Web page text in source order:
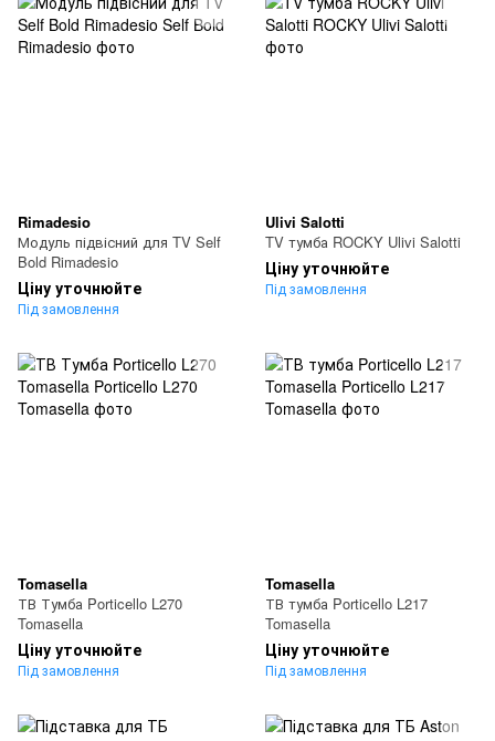
Rimadesio
Модуль підвісний для TV Self
Bold Rimadesio
Ціну уточнюйте
Під замовлення
Ulivi Salotti
TV тумба ROCKY Ulivi Salotti
Ціну уточнюйте
Під замовлення
Tomasella
ТВ Тумба Porticello L270
Tomasella
Ціну уточнюйте
Під замовлення
Tomasella
ТВ тумба Porticello L217
Tomasella
Ціну уточнюйте
Під замовлення